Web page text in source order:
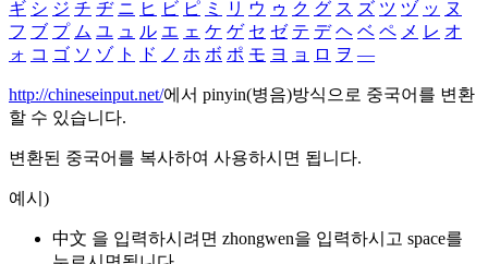
ギ シ ジ チ ヂ ニ ヒ ビ ピ ミ リ ウ ゥ ク グ ス ズ ツ ヅ ッ ヌ
フ ブ プ ム ユ ュ ル エ ェ ケ ゲ セ ゼ テ デ ヘ ベ ペ メ レ オ
ォ コ ゴ ソ ゾ ト ド ノ ホ ボ ポ モ ヨ ョ ロ ヲ ―
http://chineseinput.net/에서 pinyin(병음)방식으로 중국어를 변환
할 수 있습니다.
변환된 중국어를 복사하여 사용하시면 됩니다.
예시)
中文 을 입력하시려면 zhongwen을 입력하시고 space를